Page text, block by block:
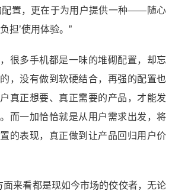
配置，更在于为用户提供一种——随心
担’使用体验。”
很多手机都是一味的堆砌配置，却忘
，没有做到软硬结合，再强的配置也
真正想要、真正需要的产品，才能发
而一加恰恰就是从用户需求出发，将
的表现，真正做到让产品回归用户价
面来看都是现如今市场的佼佼者，无论